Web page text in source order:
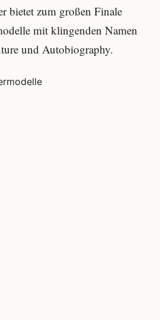
bietet zum großen Finale
mit klingenden Namen
und Autobiography.